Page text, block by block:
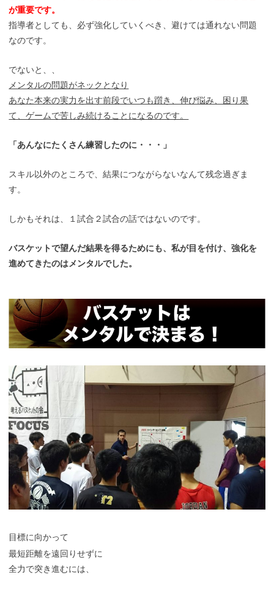
が重要です。
指導者としても、必ず強化していくべき、避けては通れない問題
なのです。
でないと、、
メンタルの問題がネックとなり
あなた本来の実力を出す前段でいつも躓き、伸び悩み、困り果
て、ゲームで苦しみ続けることになるのです。
「あんなにたくさん練習したのに・・・」
スキル以外のところで、結果につながらないなんて残念過ぎま
す。
しかもそれは、１試合２試合の話ではないのです。
バスケットで望んだ結果を得るためにも、私が目を付け、強化を
進めてきたのはメンタルでした。
目標に向かって
最短距離を遠回りせずに
全力で突き進むには、